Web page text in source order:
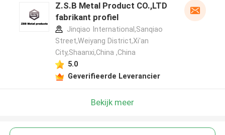
Z.S.B Metal Product CO.,LTD
fabrikant profiel
Jinqiao International,Sanqiao
Street,Weiyang District,Xi'an
City,Shaanxi,China ,China
5.0
Geverifieerde Leverancier
Bekijk meer